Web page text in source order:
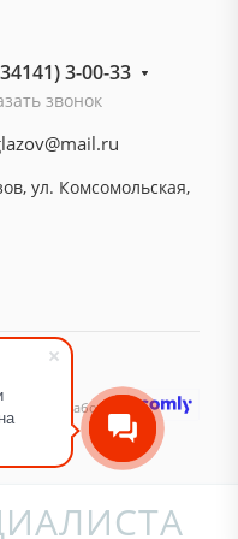
3-00-33
звонок
ул. Комсомольская,
Разработано